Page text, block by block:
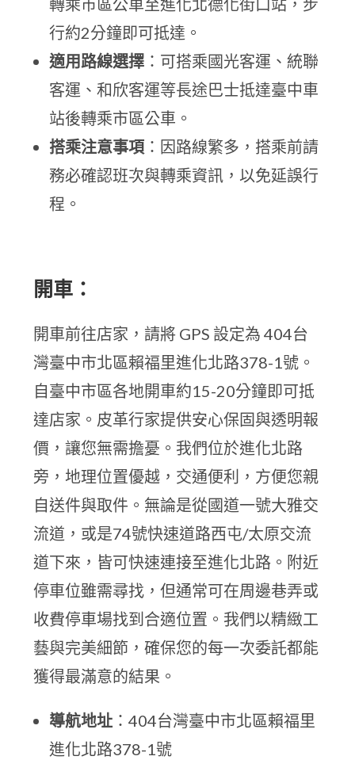
轉乘市區公車至進化北德化街口站，步
行約2分鐘即可抵達。
適用路線選擇 ：可搭乘國光客運、統聯
客運、和欣客運等長途巴士抵達臺中車
站後轉乘市區公車。
搭乘注意事項 ：因路線繁多，搭乘前請
務必確認班次與轉乘資訊，以免延誤行
程。
開車：
開車前往店家，請將 GPS 設定為 404台
灣臺中市北區賴福里進化北路378-1號。
自臺中市區各地開車約15-20分鐘即可抵
達店家。皮革行家提供安心保固與透明報
價，讓您無需擔憂。我們位於進化北路
旁，地理位置優越，交通便利，方便您親
自送件與取件。無論是從國道一號大雅交
流道，或是74號快速道路西屯/太原交流
道下來，皆可快速連接至進化北路。附近
停車位雖需尋找，但通常可在周邊巷弄或
收費停車場找到合適位置。我們以精緻工
藝與完美細節，確保您的每一次委託都能
獲得最滿意的結果。
導航地址 ：404台灣臺中市北區賴福里
進化北路378-1號